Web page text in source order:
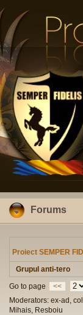
Forums
Proiect SEMPER
Grupul anti-tero
Go to page
<<
Moderators: ex-ad,
Mihais, Resboiu